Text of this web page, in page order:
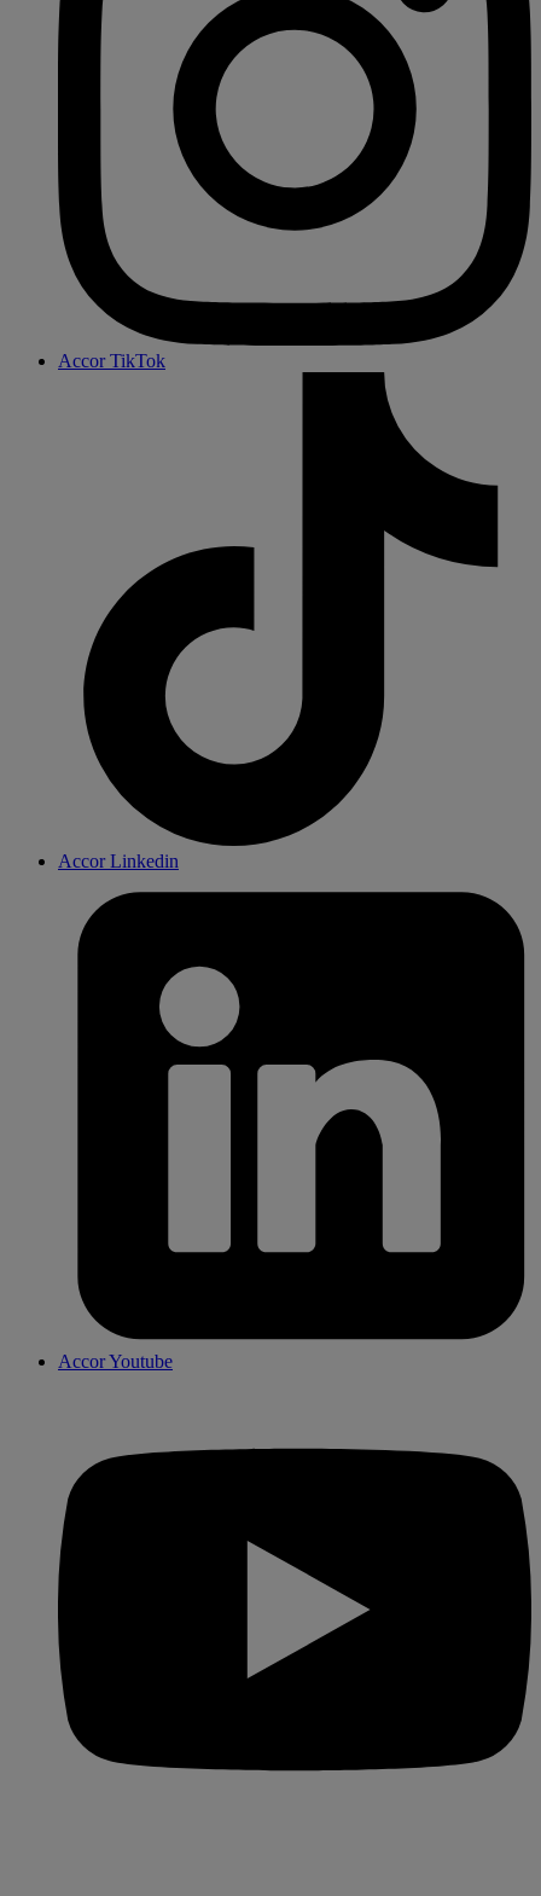
Accor TikTok
Accor Linkedin
Accor Youtube